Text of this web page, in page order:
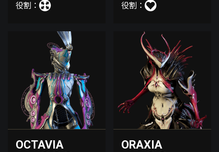
役割： 役割：
OCTAVIA ORAXIA